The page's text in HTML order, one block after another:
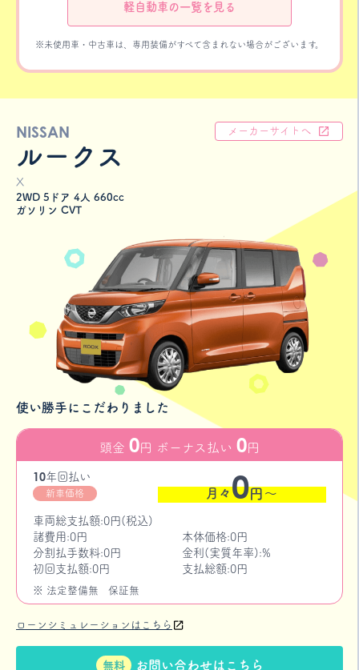
軽自動車の一覧を見る
※未使用車・中古車は、専用装備がすべて含まれない場合がございます。
NISSAN
ルークス
X
2WD 5ドア 4人 660cc
ガソリン CVT
メーカーサイトへ
使い勝手にこだわりました
頭金 0円 ボーナス払い 0円
10年回払い
新車価格 月々0円〜
車両総支払額:0円(税込)
諸費用:0円
本体価格:0円
分割払手数料:0円
金利(実質年率):%
初回支払額:0円
支払総額:0円
※ 法定整備無保証無
ローンシミュレーションはこちら
無料 お問い合わせはこちら